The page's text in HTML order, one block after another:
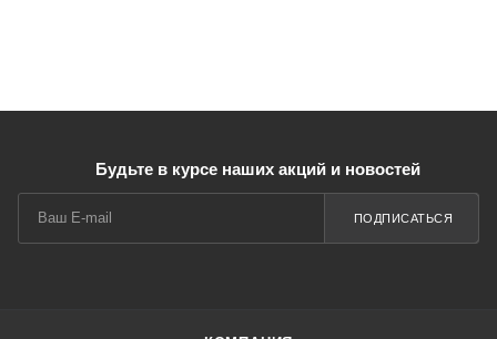
Будьте в курсе наших акций и новостей
ПОДПИСАТЬСЯ